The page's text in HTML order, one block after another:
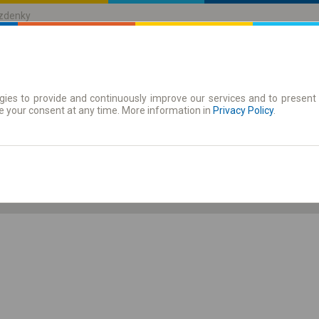
Časové jízdenky
to provide and continuously improve our services and to
your consent at any time. More information in Privacy Policy.